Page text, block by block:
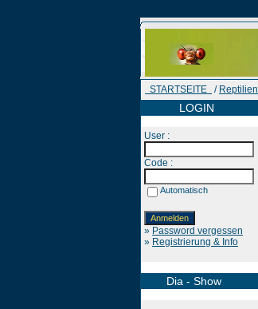
STARTSEITE / Reptilien
LOGIN
User :
Code :
Automatisch
» Password vergessen
» Registrierung & Info
Dia - Show